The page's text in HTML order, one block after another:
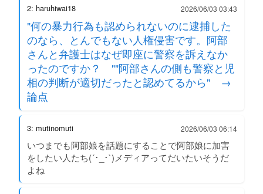
2: haruhiwai18 2026/06/03 03:43
"何の暴力行為も認められないのに逮捕した
のなら、とんでもない人権侵害です。阿部
さんと弁護士はなぜ即座に警察を訴えなか
ったのですか？ ""阿部さんの側も警察と児
相の判断が適切だったと認めてるから" →
論点
3: mutinomuti 2026/06/03 06:14
いつまでも阿部娘を話題にすることで阿部娘に加害
をしたい人たち(´･_･`)メディアってだいたいそうだ
よね